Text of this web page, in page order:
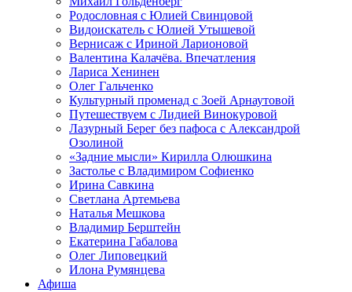
Родословная с Юлией Свинцовой
Видоискатель с Юлией Утышевой
Вернисаж с Ириной Ларионовой
Валентина Калачёва. Впечатления
Лариса Хенинен
Олег Гальченко
Культурный променад с Зоей Арнаутовой
Путешествуем с Лидией Винокуровой
Лазурный Берег без пафоса с Александрой
Озолиной
«Задние мысли» Кирилла Олюшкина
Застолье с Владимиром Софиенко
Ирина Савкина
Светлана Артемьева
Наталья Мешкова
Владимир Берштейн
Екатерина Габалова
Олег Липовецкий
Илона Румянцева
Афиша